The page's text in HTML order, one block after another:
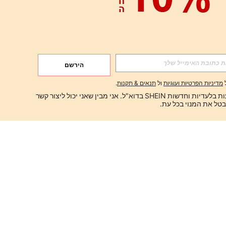
הירשם
מדיניות הפרטיות ועוגיות ול תנאים & תקנות.
ברצוני לקבל הצעות בלעדיות וחדשות SHEIN בדוא"ל. אני מבין שאני יכול ליצור קשר